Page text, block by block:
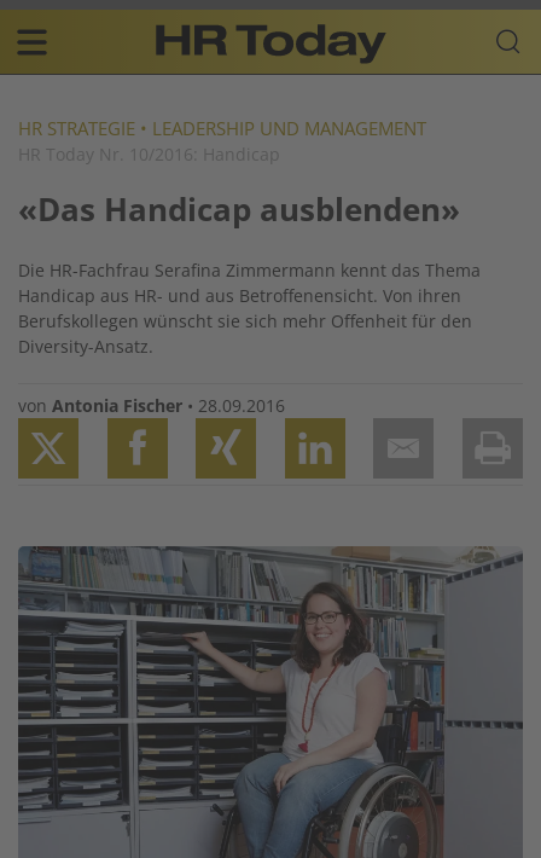
Skip
content
Plattform
für
Resources
navigation
DE
HR STRATEGIE • LEADERSHIP UND MANAGEMENT
HR Today Nr. 10/2016: Handicap
«Das Handicap ausblenden»
Die HR-Fachfrau Serafina Zimmermann kennt das Thema
Handicap aus HR- und aus Betroffenensicht. Von ihren
Berufskollegen wünscht sie sich mehr Offenheit für den
Diversity-Ansatz.
von Antonia Fischer • 28.09.2016
Image